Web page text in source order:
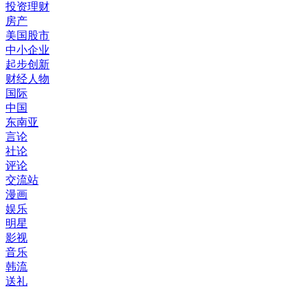
投资理财
房产
美国股市
中小企业
起步创新
财经人物
国际
中国
东南亚
言论
社论
评论
交流站
漫画
娱乐
明星
影视
音乐
韩流
送礼